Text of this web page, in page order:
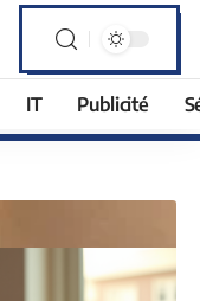
IT Publicité